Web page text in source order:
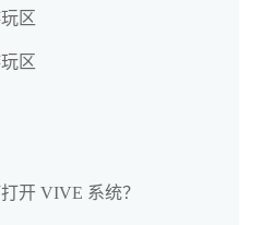
区
区
开 VIVE 系统？